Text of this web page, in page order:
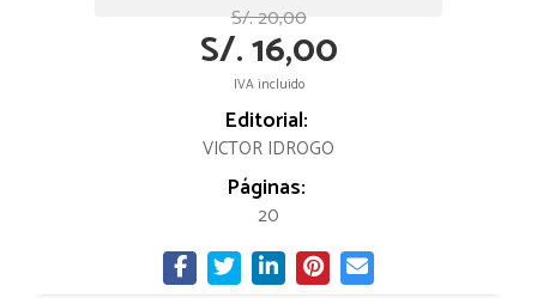
S/. 20,00
S/. 16,00
IVA incluido
Editorial:
VICTOR IDROGO
Páginas:
20